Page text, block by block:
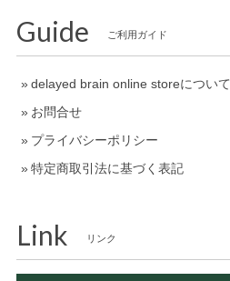
Guide ご利用ガイド
delayed brain online storeについて
お問合せ
プライバシーポリシー
特定商取引法に基づく表記
Link リンク